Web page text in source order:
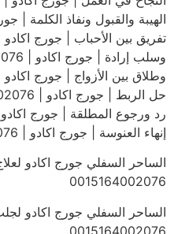
الهيبة والقبول ونفاذ الكلمة | جورج اكادو |
تفريق بين الأحباب | جورج اكادو | 0015164002076
وسلب إرادة | جورج اكادو | 0015164002076
وطلاق بين الأزواج | جورج اكادو | 0015164002076
حل الربط | جورج اكادو | 0015164002076
رد ورجوع المطلقة | جورج اكادو |
إنهاء العنوسة | جورج اكادو | 0015164002076
الساحر السفلي جورج اكادو
0015164002076
الساحر السفلي جورج اكادو
0015164002076